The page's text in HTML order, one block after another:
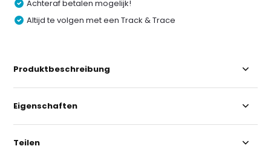
Achteraf betalen mogelijk!
Altijd te volgen met een Track & Trace
Produktbeschreibung
Eigenschaften
Teilen